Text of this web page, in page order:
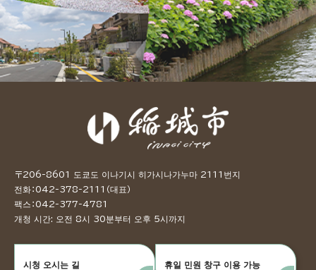
〒206-8601 도쿄도 이나기시 히가시나가누마 2111번지
전화：042-378-2111（대표）
팩스：042-377-4781
개청 시간: 오전 8시 30분부터 오후 5시까지
시청 오시는 길 휴일 민원 창구 이용 가능